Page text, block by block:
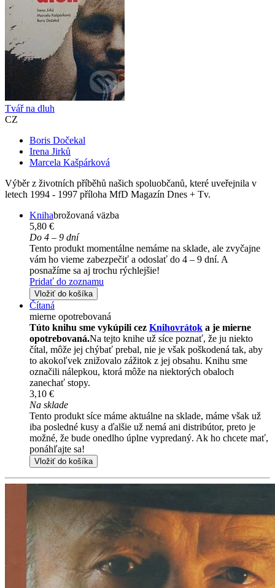
Tvář na dluh
CZ
Boris Dočekal
Irena Jirků
Marcela Kašpárková
Výběr z životních příběhů našich spoluobčanů, které uveřejnila v
letech 1994 - 1997 příloha MfD Magazín Dnes + Tv.
Knihabrožovaná väzba
5,80 €
Do 4 – 9 dní
Tento produkt momentálne nemáme na sklade, ale zvyčajne
vám ho vieme zabezpečiť a odoslať do 4 – 9 dní. A
posnažíme sa aj trochu rýchlejšie!
Pridať do zoznamu
Vložiť do košíka
Čítaná
mierne opotrebovaná
Túto knihu sme vykúpili cez Knihovrátok a je mierne
opotrebovaná.Na tejto knihe už síce poznať, že ju niekto
čítal, môže jej chýbať prebal, nie je však poškodená tak, aby
to akokoľvek znižovalo zážitok z jej obsahu. Knihu sme
označili nálepkou, ktorá môže na niektorých obaloch
zanechať stopy.
3,10 €
Na sklade
Tento produkt síce máme aktuálne na sklade, máme však už
iba posledné kusy a ďalšie už nemá ani distribútor, preto je
možné, že bude onedlho úplne vypredaný. Ak ho chcete mať,
ponáhľajte sa!
Vložiť do košíka